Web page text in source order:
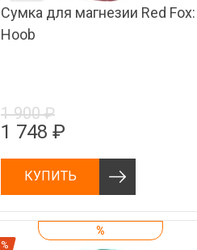
Сумка для магнезии Red Fox:
Hoob
1 900 ₽
1 748 ₽
КУПИТЬ
%